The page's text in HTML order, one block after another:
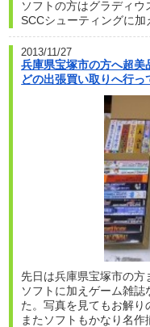
ソフトの方はグラディウ
SCCシューティングに
2013/11/27
兵庫県宝塚市の方へ超
どの出張買い取りへ行っ
先日は兵庫県宝塚市の
ソフトに加えゲーム雑
た。写真を見てもお解り
またソフトもかなり名作